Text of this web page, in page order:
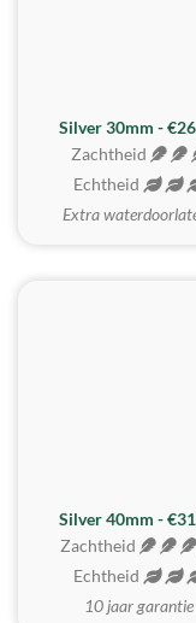
Silver 30mm -
Zachtheid
Echtheid
Extra
Silver 40mm -
Zachtheid
Echtheid
10 jaar garantie